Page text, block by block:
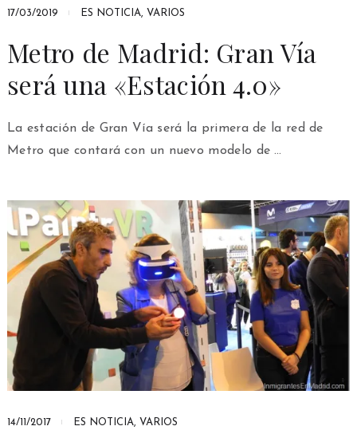
17/03/2019 ES NOTICIA, VARIOS
Metro de Madrid: Gran Vía
será una «Estación 4.0»
La estación de Gran Vía será la primera de la red de
Metro que contará con un nuevo modelo de …
14/11/2017 ES NOTICIA, VARIOS